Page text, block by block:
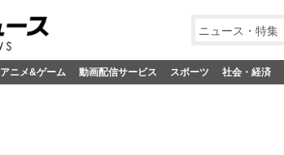
ニュース・特集
アニメ&ゲーム 動画配信サービス スポーツ 社会・経済